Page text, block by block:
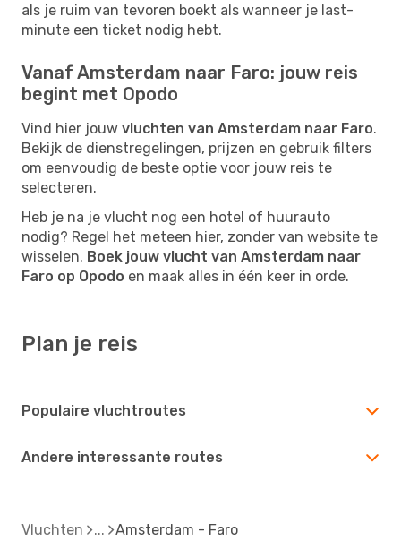
als je ruim van tevoren boekt als wanneer je last-
minute een ticket nodig hebt.
Vanaf Amsterdam naar Faro: jouw reis
begint met Opodo
Vind hier jouw vluchten van Amsterdam naar Faro.
Bekijk de dienstregelingen, prijzen en gebruik filters
om eenvoudig de beste optie voor jouw reis te
selecteren.
Heb je na je vlucht nog een hotel of huurauto
nodig? Regel het meteen hier, zonder van website te
wisselen. Boek jouw vlucht van Amsterdam naar
Faro op Opodo en maak alles in één keer in orde.
Plan je reis
Populaire vluchtroutes
Andere interessante routes
Vluchten Amsterdam - Faro